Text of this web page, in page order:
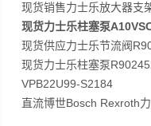
现货销售力士乐放大器
现货力士乐柱塞泵
现货供应力士乐节流阀
现货力士乐柱塞泵
VPB22U99-S2184
直流博世Bosch Rexroth